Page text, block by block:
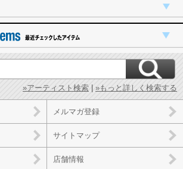
»アーティスト検索 »もっと詳しく検索する
メルマガ登録
サイトマップ
店舗情報